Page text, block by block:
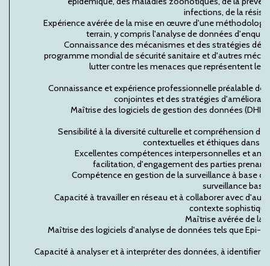
infections, de la
Expérience avérée de la mise en œuvre d'une
terrain, y compris l'analyse de données
Connaissance des mécanismes et des stratégies
programme mondial de sécurité sanitaire et d'autres
lutter contre les menaces que représentent les
Connaissance et expérience professionnelle préalable
conjointes et des stratégies
Maîtrise des logiciels de gestion des données
Sensibilité à la diversité culturelle et compréhension
contextuelles et éthiques dans
Excellentes compétences interpersonnelles et
facilitation, d'engagement des parties
Compétence en gestion de la surveillance à base
surveillance
Capacité à travailler en réseau et à collaborer avec
contexte
Maîtrise avérée de la
Maîtrise des logiciels d'analyse de données tels que Epi-
Capacité à analyser et à interpréter des données, à identifier